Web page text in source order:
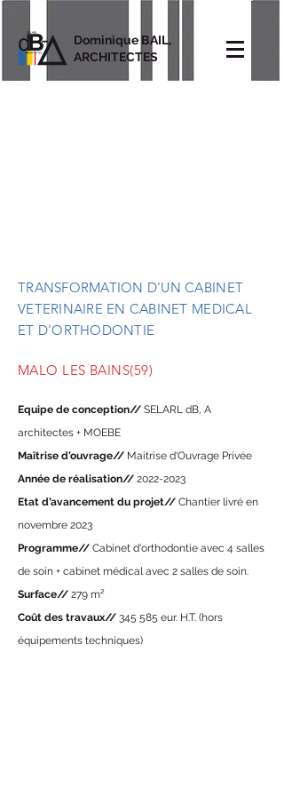
Dominique BAIL,
ARCHITECTES
TRANSFORMATION D'UN CABINET
VETERINAIRE EN CABINET MEDICAL
ET D'ORTHODONTIE
MALO LES BAINS(59)
Equipe de conception// SELARL dB, A
architectes + MOEBE
Maîtrise d’ouvrage// Maitrise d'Ouvrage Privée
Année de réalisation// 2022-2023
Etat d’avancement du projet// Chantier livré en
novembre 2023
Programme// Cabinet d'orthodontie avec 4 salles
de soin + cabinet médical avec 2 salles de soin.
Surface// 279 m²
Coût des travaux// 345 585 eur. H.T. (hors
équipements techniques)